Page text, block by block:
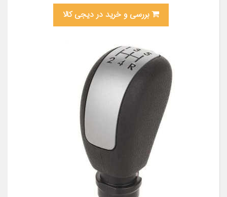
بررسی و خرید در دیجی کالا